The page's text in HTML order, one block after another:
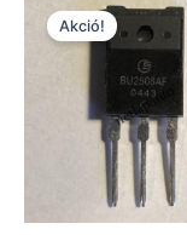
Akció!